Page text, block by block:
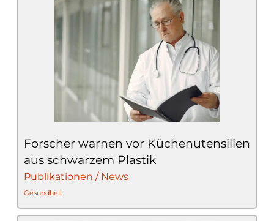
Forscher warnen vor Küchenutensilien
aus schwarzem Plastik
Publikationen / News
Gesundheit